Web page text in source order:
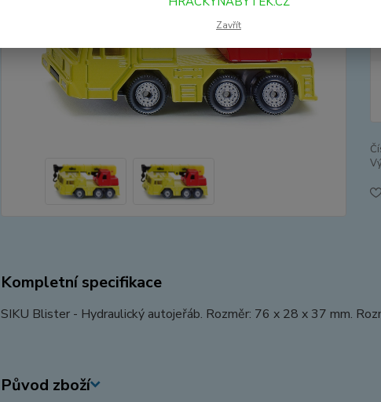
Kompletní specifikace
SIKU Blister - Hydraulický autojeřáb. Rozměr: 76 x 28 x 37 mm.
Původ zboží
Zavřít